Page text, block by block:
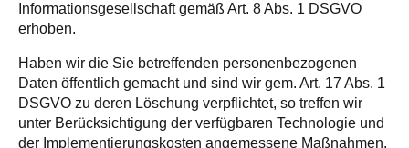
Informationsgesellschaft gemäß Art. 8 Abs. 1 DSGVO
erhoben.
Haben wir die Sie betreffenden personenbezogenen
Daten öffentlich gemacht und sind wir gem. Art. 17 Abs. 1
DSGVO zu deren Löschung verpflichtet, so treffen wir
unter Berücksichtigung der verfügbaren Technologie und
der Implementierungskosten angemessene Maßnahmen,